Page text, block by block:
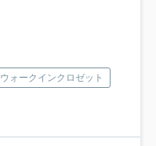
ウォークインクロゼット